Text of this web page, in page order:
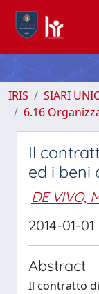
IRIS SIARI
6.16
Il
ed i beni
DE VIVO,
2014-01-01
Abstract
Il contratto